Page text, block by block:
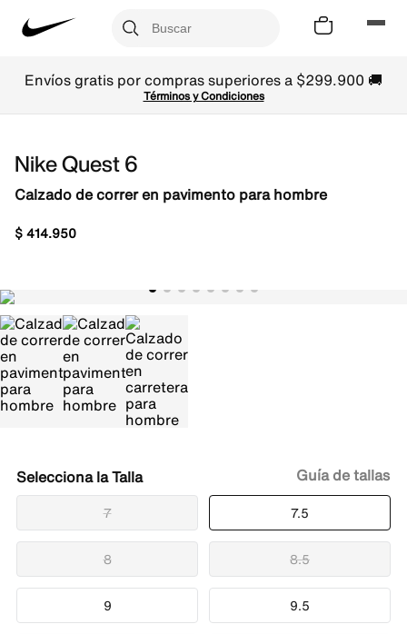
Envíos gratis por compras superiores a $299.900 🚚
Términos y Condiciones
Nike Quest 6
Calzado de correr en pavimento para hombre
$414.950
Talla
7 7.5
8 8.5
9 9.5
Guía de tallas